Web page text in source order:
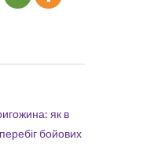
як в
бойових